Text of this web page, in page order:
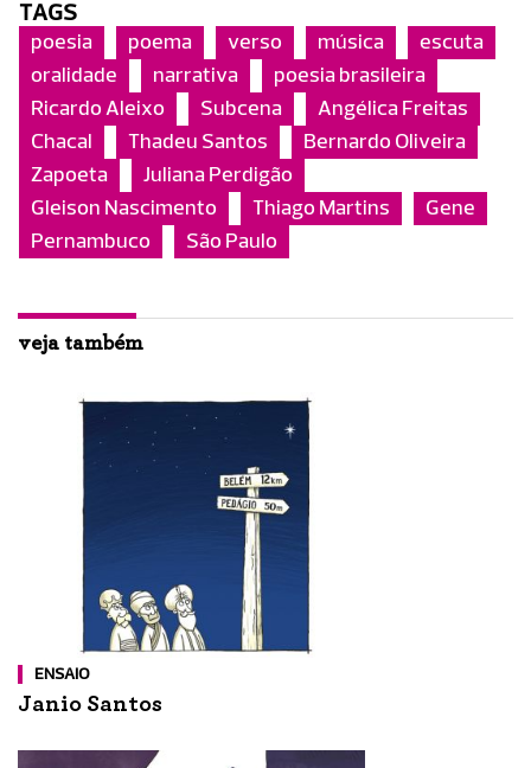
TAGS
poesia poema verso música
escuta
oralidade
narrativa
poesia brasileira
Ricardo Aleixo
Subcena
Angélica Freitas
Chacal
Thadeu Santos
Bernardo Oliveira
Zapoeta
Juliana Perdigão
Gleison Nascimento
Thiago Martins
Gene
Pernambuco
São Paulo
veja também
ENSAIO
Janio Santos